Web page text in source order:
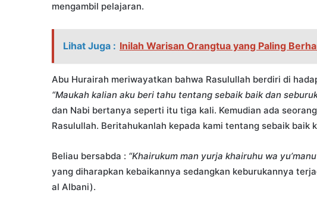
mengambil pelajaran.
Lihat Juga : Inilah Warisan Orangtua yang Paling
Abu Hurairah meriwayatkan bahwa Rasulullah berdiri di
“Maukah kalian aku beri tahu tentang sebaik baik dan
dan Nabi bertanya seperti itu tiga kali. Kemudian ada
Rasulullah. Beritahukanlah kepada kami tentang sebaik baik
Beliau bersabda : “Khairukum man yurja khairuhu wa
yang diharapkan kebaikannya sedangkan keburukannya
al Albani).